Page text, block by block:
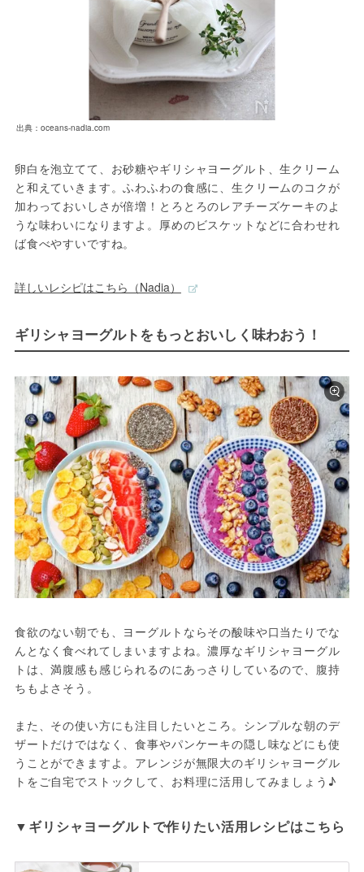
出典：oceans-nadia.com
卵白を泡立てて、お砂糖やギリシャヨーグルト、生クリーム
と和えていきます。ふわふわの食感に、生クリームのコクが
加わっておいしさが倍増！とろとろのレアチーズケーキのよ
うな味わいになりますよ。厚めのビスケットなどに合わせれ
ば食べやすいですね。
詳しいレシピはこちら（Nadia）
ギリシャヨーグルトをもっとおいしく味わおう！
食欲のない朝でも、ヨーグルトならその酸味や口当たりでな
んとなく食べれてしまいますよね。濃厚なギリシャヨーグル
トは、満腹感も感じられるのにあっさりしているので、腹持
ちもよさそう。
また、その使い方にも注目したいところ。シンプルな朝のデ
ザートだけではなく、食事やパンケーキの隠し味などにも使
うことができますよ。アレンジが無限大のギリシャヨーグル
トをご自宅でストックして、お料理に活用してみましょう♪
▼ギリシャヨーグルトで作りたい活用レシピはこちら